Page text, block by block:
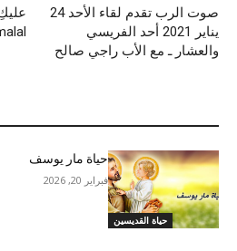
صوت الرب تقدم لقاء الأحد 24
يناير 2021 أحد الفريسي
والعشار ـ مع الأب راجي صالح
حياة القديسين
حياة مار يوسف
فبراير 20, 2026